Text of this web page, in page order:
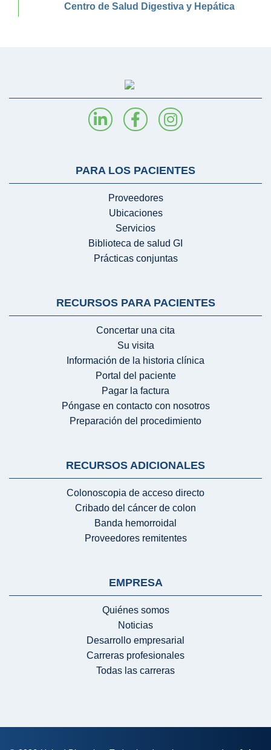
Centro de Salud Digestiva y Hepática
PARA LOS PACIENTES
Proveedores
Ubicaciones
Servicios
Biblioteca de salud GI
Prácticas conjuntas
RECURSOS PARA PACIENTES
Concertar una cita
Su visita
Información de la historia clínica
Portal del paciente
Pagar la factura
Póngase en contacto con nosotros
Preparación del procedimiento
RECURSOS ADICIONALES
Colonoscopia de acceso directo
Cribado del cáncer de colon
Banda hemorroidal
Proveedores remitentes
EMPRESA
Quiénes somos
Noticias
Desarrollo empresarial
Carreras profesionales
Todas las carreras